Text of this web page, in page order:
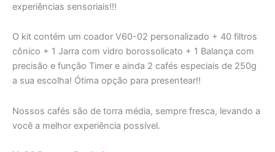
experiências sensoriais!!!
O kit contém um coador V60-02 personalizado + 40 filtros
cônico + 1 Jarra com vidro borossolicato + 1 Balança com
precisão e função Timer e ainda 2 cafés especiais de 250g
a sua escolha! Ótima opção para presentear!!
Nossos cafés são de torra média, sempre fresca, levando a
você a melhor experiência possível.